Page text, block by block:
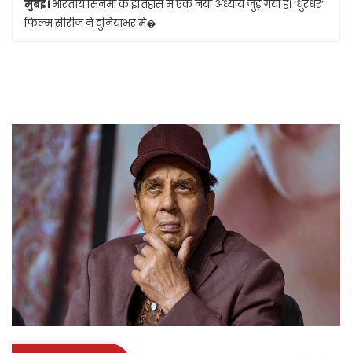
मुंबई। भारतीय सिनेमा के इतिहास में एक नया अध्याय जुड़ गया है। ‘धुरंधर’
फिल्म सीरीज ने दुनियाभर मे�